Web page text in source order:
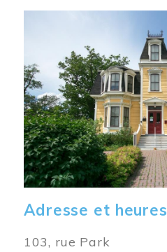
Adresse et heures
103, rue Park